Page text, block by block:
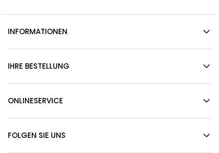
INFORMATIONEN
IHRE BESTELLUNG
ONLINESERVICE
FOLGEN SIE UNS